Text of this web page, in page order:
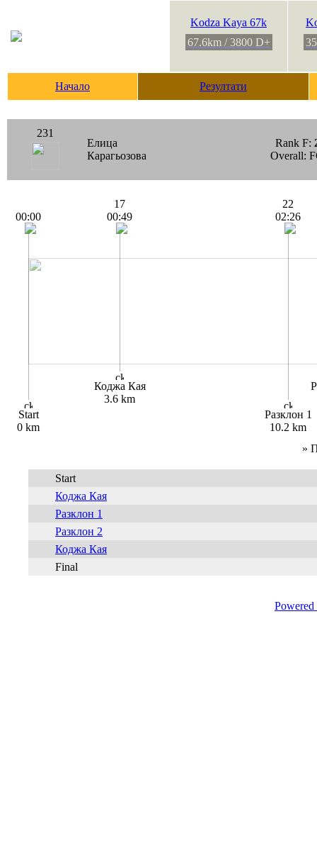
Kodza Kaya 67k
67.6km / 3800 D+
Начало Резултати
231
Елица
Карагьозова
Rank F:
Overall:
Start
0 km
00:00
Коджа Кая
3.6 km
17
00:49
Разклон 1
10.2 km
22
02:26
»
Start
Коджа Кая
Разклон 1
Разклон 2
Коджа Кая
Final